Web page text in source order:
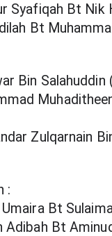
Syafiqah Bt
Bt
Bin Salahuddin
Zulqarnain
:
Bt
Adibah Bt